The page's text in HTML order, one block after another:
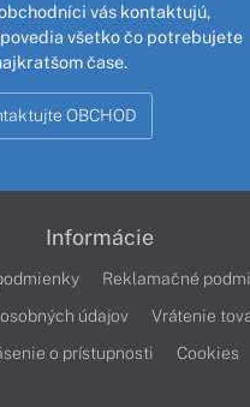
vás kontaktujú,
všetko čo potrebujete
čase.
OBCHOD
Informácie
Reklamačné
údajov
Vrátenie
o prístupnosti
Cookies